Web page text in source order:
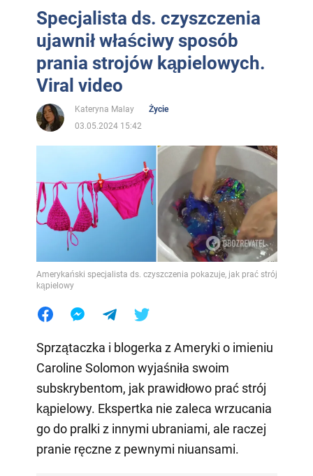
Specjalista ds. czyszczenia
ujawnił właściwy sposób
prania strojów kąpielowych.
Viral video
Kateryna Malay
Życie
03.05.2024 15:42
Amerykański specjalista ds. czyszczenia pokazuje, jak prać strój
kąpielowy
Sprzątaczka i blogerka z Ameryki o imieniu
Caroline Solomon wyjaśniła swoim
subskrybentom, jak prawidłowo prać strój
kąpielowy. Ekspertka nie zaleca wrzucania
go do pralki z innymi ubraniami, ale raczej
pranie ręczne z pewnymi niuansami.